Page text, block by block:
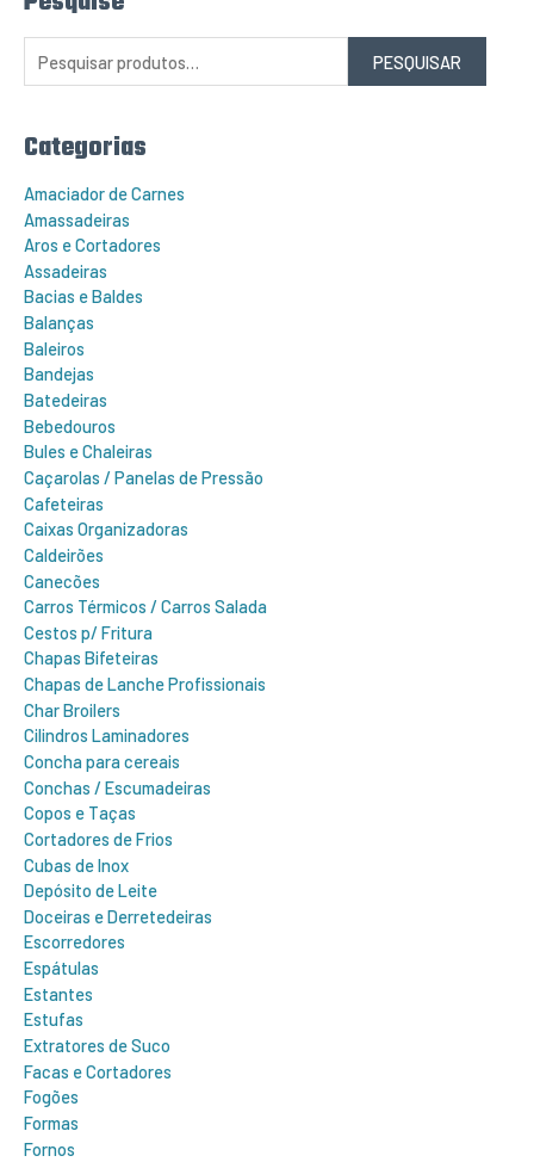
e
i
p
:
PESQUISAR
Categorias
Amaciador de Carnes
Amassadeiras
Aros e Cortadores
Assadeiras
Bacias e Baldes
Balanças
Baleiros
Bandejas
Batedeiras
Bebedouros
Bules e Chaleiras
Caçarolas / Panelas de Pressão
Cafeteiras
Caixas Organizadoras
Caldeirões
Canecões
Carros Térmicos / Carros Salada
Cestos p/ Fritura
Chapas Bifeteiras
Chapas de Lanche Profissionais
Char Broilers
Cilindros Laminadores
Concha para cereais
Conchas / Escumadeiras
Copos e Taças
Cortadores de Frios
Cubas de Inox
Depósito de Leite
Doceiras e Derretedeiras
Escorredores
Espátulas
Estantes
Estufas
Extratores de Suco
Facas e Cortadores
Fogões
Formas
Fornos